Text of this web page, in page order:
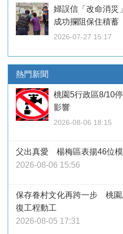
婦誤信「改命消
成功攔阻保住積蓄
2026-07-27 15:17
熱門新聞
桃園5行政區8/10
影響
2026-08-06 18:15
父出真愛 楊梅區表揚46位
2026-08-06 15:56
保存眷村文化再跨一步 桃園
復工程動工
2026-08-05 17:31